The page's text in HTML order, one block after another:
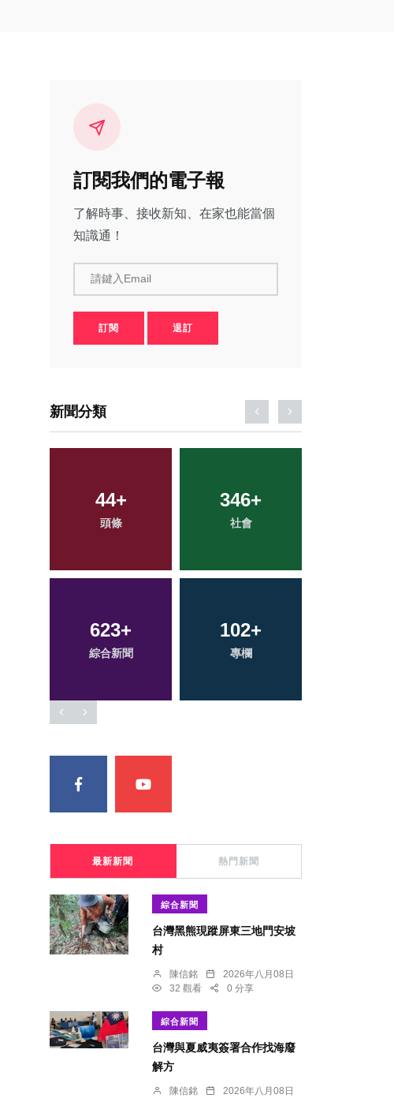
訂閱我們的電子報
了解時事、接收新知、在家也能當個
知識通！
請鍵入Email
訂閱 退訂
新聞分類
133+
旅遊
54+
宗教
30+
科技新知
64+
農業
最新新聞 熱門新聞
綜合新聞
台灣黑熊現蹤屏東三地門安坡
村
陳信銘
2026年八月08日
32 觀看
0 分享
綜合新聞
台灣與夏威夷簽署合作找海廢
解方
陳信銘
2026年八月08日